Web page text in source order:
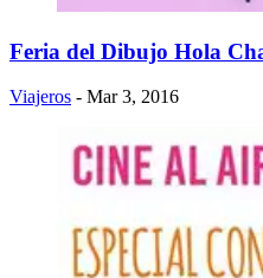
Feria del Dibujo Hola
Viajeros - Mar 3, 2016